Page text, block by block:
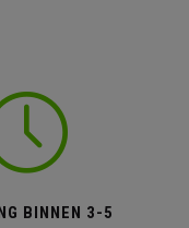
BINNEN 3-5